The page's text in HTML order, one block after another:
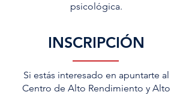
psicológica.
INSCRIPCIÓN
Si estás interesado en apuntarte al
Centro de Alto Rendimiento y Alto